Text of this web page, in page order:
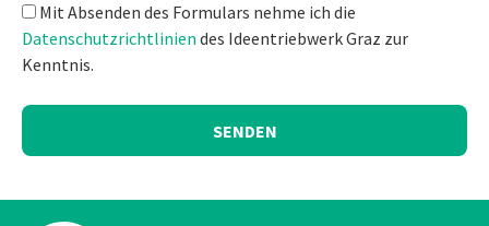
Mit Absenden des Formulars nehme ich die
Datenschutzrichtlinien des Ideentriebwerk Graz zur
Kenntnis.
SENDEN